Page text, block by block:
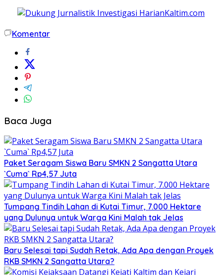
Komentar
Baca Juga
Paket Seragam Siswa Baru SMKN 2 Sangatta Utara
`Cuma` Rp4,57 Juta
Tumpang Tindih Lahan di Kutai Timur, 7.000 Hektare
yang Dulunya untuk Warga Kini Malah tak Jelas
Baru Selesai tapi Sudah Retak, Ada Apa dengan Proyek
RKB SMKN 2 Sangatta Utara?